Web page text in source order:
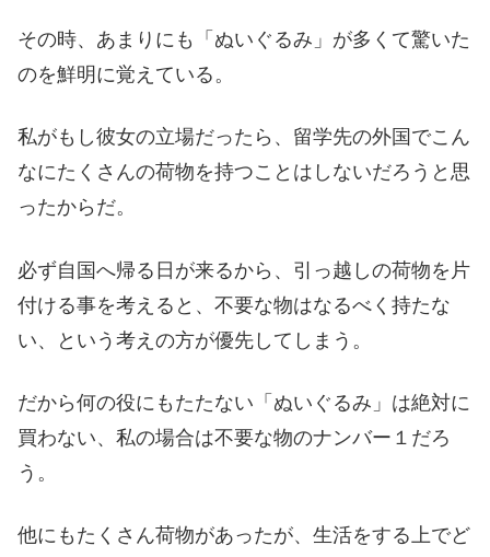
その時、あまりにも「ぬいぐるみ」が多くて驚いた
のを鮮明に覚えている。
私がもし彼女の立場だったら、留学先の外国でこん
なにたくさんの荷物を持つことはしないだろうと思
ったからだ。
必ず自国へ帰る日が来るから、引っ越しの荷物を片
付ける事を考えると、不要な物はなるべく持たな
い、という考えの方が優先してしまう。
だから何の役にもたたない「ぬいぐるみ」は絶対に
買わない、私の場合は不要な物のナンバー１だろ
う。
他にもたくさん荷物があったが、生活をする上でど